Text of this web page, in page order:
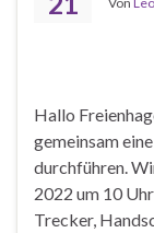
Hallo
gemeinsam
durchführen.
2022 um 10
Trecker,